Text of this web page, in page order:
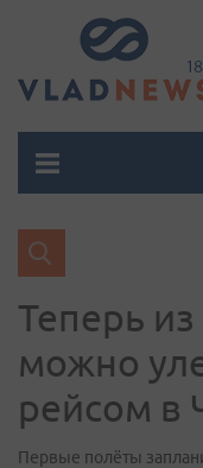
Теперь
можно
рейсом в
Первые полёты